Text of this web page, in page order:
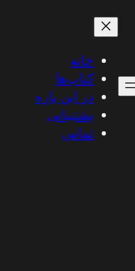
خانه
کتاب‌ها
در این باره
پشتیبانی
تماس